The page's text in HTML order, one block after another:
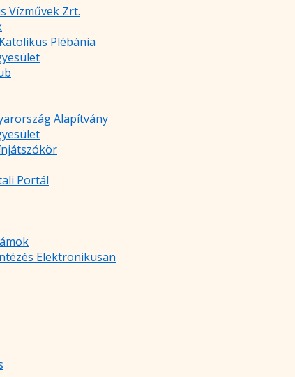
Vízművek Zrt.
Plébánia
Alapítvány
Portál
Elektronikusan